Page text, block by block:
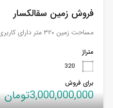
فروش زمین سقالکسار
مساحت زمین ۳۲۰ متر دارای کاربری مسکونی دور دیوار نزدیک…
متراژ
320
برای فروش
3,000,000,000تومان